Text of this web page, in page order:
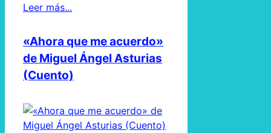
Leer más...
«Ahora que me acuerdo»
de Miguel Ángel Asturias
(Cuento)